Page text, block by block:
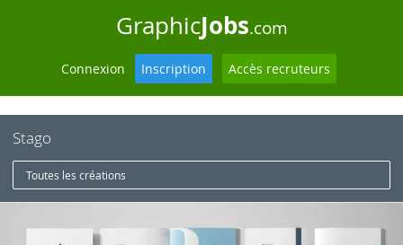
GraphicJobs.com
Connexion Inscription Accès recruteurs
Stago
Toutes les créations